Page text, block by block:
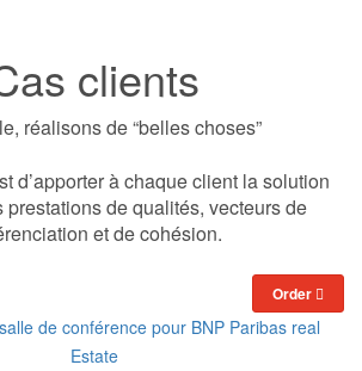
clients
réalisons de “belles choses”
d’apporter à chaque client la solution
prestations de qualités, vecteurs de
et de cohésion.
Order